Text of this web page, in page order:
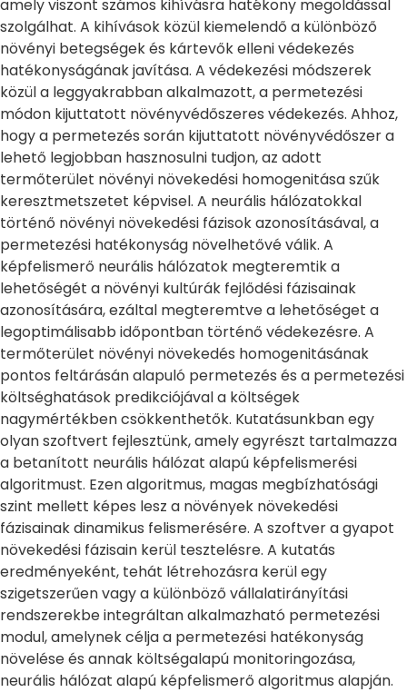
amely viszont számos kihívásra hatékony megoldással
szolgálhat. A kihívások közül kiemelendő a különböző
növényi betegségek és kártevők elleni védekezés
hatékonyságának javítása. A védekezési módszerek
közül a leggyakrabban alkalmazott, a permetezési
módon kijuttatott növényvédőszeres védekezés. Ahhoz,
hogy a permetezés során kijuttatott növényvédőszer a
lehető legjobban hasznosulni tudjon, az adott
termőterület növényi növekedési homogenitása szűk
keresztmetszetet képvisel. A neurális hálózatokkal
történő növényi növekedési fázisok azonosításával, a
permetezési hatékonyság növelhetővé válik. A
képfelismerő neurális hálózatok megteremtik a
lehetőségét a növényi kultúrák fejlődési fázisainak
azonosítására, ezáltal megteremtve a lehetőséget a
legoptimálisabb időpontban történő védekezésre. A
termőterület növényi növekedés homogenitásának
pontos feltárásán alapuló permetezés és a permetezési
költséghatások predikciójával a költségek
nagymértékben csökkenthetők. Kutatásunkban egy
olyan szoftvert fejlesztünk, amely egyrészt tartalmazza
a betanított neurális hálózat alapú képfelismerési
algoritmust. Ezen algoritmus, magas megbízhatósági
szint mellett képes lesz a növények növekedési
fázisainak dinamikus felismerésére. A szoftver a gyapot
növekedési fázisain kerül tesztelésre. A kutatás
eredményeként, tehát létrehozásra kerül egy
szigetszerűen vagy a különböző vállalatirányítási
rendszerekbe integráltan alkalmazható permetezési
modul, amelynek célja a permetezési hatékonyság
növelése és annak költségalapú monitoringozása,
neurális hálózat alapú képfelismerő algoritmus alapján.